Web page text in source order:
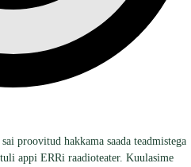
proovitud hakkama saada teadmistega
appi ERRi raadioteater. Kuulasime